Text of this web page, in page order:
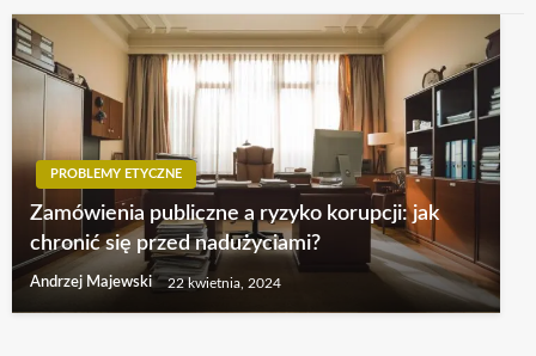
PROBLEMY ETYCZNE
Zamówienia publiczne a ryzyko korupcji: jak
chronić się przed nadużyciami?
Andrzej Majewski 22 kwietnia, 2024